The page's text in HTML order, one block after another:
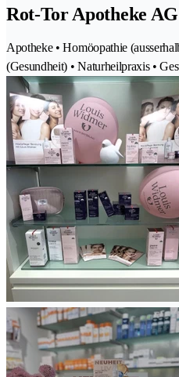
Rot-Tor Apotheke AG
Apotheke • Homöopathie
(Gesundheit) • Naturheilpraxis •